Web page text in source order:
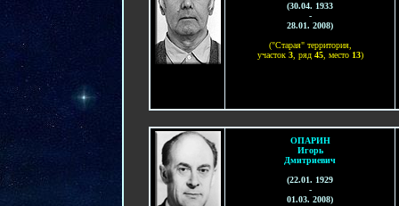
(30.04. 1933
-
28.01. 2008)
("Старая" территория,
участок 3, ряд 45, место 13)
ОПАРИН
Игорь
Дмитриевич
(22.01. 1929
-
01.03. 2008)